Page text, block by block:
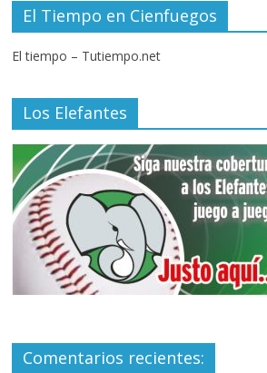
El Tiempo en Cienfuegos
El tiempo – Tutiempo.net
Los Elefantes
Comentarios recientes: